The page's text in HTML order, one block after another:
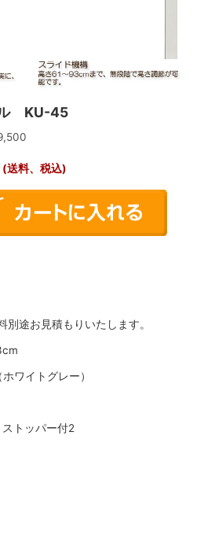
ル KU-45
(送料、税込)
途お見積もりいたします。
ワイトグレー）
トッパー付2